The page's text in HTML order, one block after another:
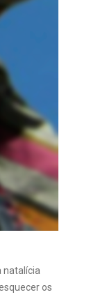
natalícia
os